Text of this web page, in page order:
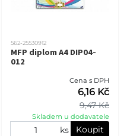
562-25530912
MFP diplom A4 DIP04-
012
Cena s DPH
9,47 Kč
6,16 Kč
Skladem u dodavatele
ks Koupit